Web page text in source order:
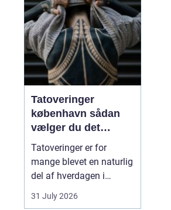
Tatoveringer
københavn sådan
vælger du det
rigtige studie
Tatoveringer er for
mange blevet en naturlig
del af hverdagen i
København. Byen er fyldt
med dygtige artister,
31 July 2026